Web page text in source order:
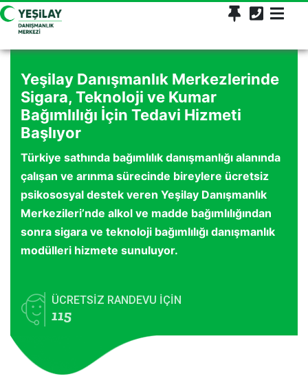
Yeşilay Danışmanlık Merkezlerinde
Sigara, Teknoloji ve Kumar
Bağımlılığı İçin Tedavi Hizmeti
Başlıyor
Türkiye sathında bağımlılık danışmanlığı alanında
çalışan ve arınma sürecinde bireylere ücretsiz
psikososyal destek veren Yeşilay Danışmanlık
Merkezileri’nde alkol ve madde bağımlılığından
sonra sigara ve teknoloji bağımlılığı danışmanlık
modülleri hizmete sunuluyor.
ÜCRETSİZ RANDEVU İÇİN
115